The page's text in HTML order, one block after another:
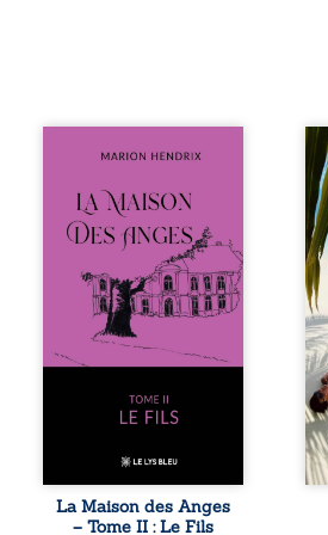
Nous sommes en
après le décès du
patriarche
Anatole-Eustache.
La famille devra
affronter non
seulement un
inconnu qui rôde
autour du
domaine et dont
Firmin, le fidèle
majordome,
redoute les visites,
encombrant
Eustache, la
malédiction
La Maison des Anges
– Tome II : Le Fils